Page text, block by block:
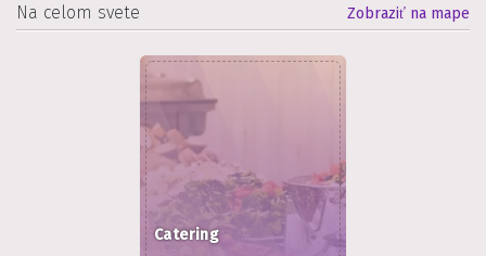
Na celom svete Zobraziť na mape
Catering